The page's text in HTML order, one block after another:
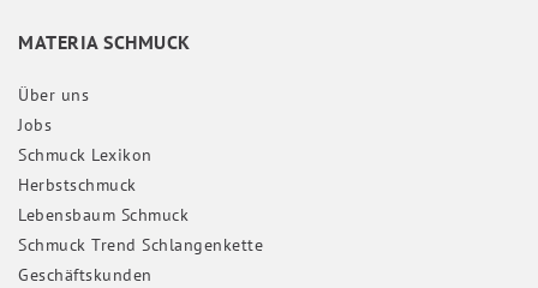
MATERIA SCHMUCK
Über uns
Jobs
Schmuck Lexikon
Herbstschmuck
Lebensbaum Schmuck
Schmuck Trend Schlangenkette
Geschäftskunden